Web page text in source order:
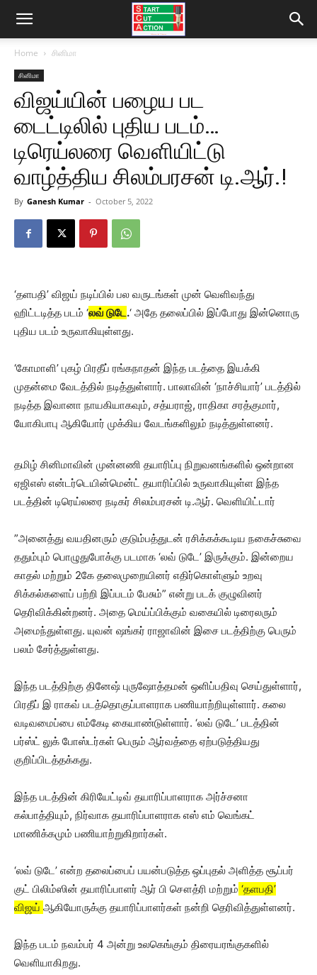
Home சினிமா
சினிமா
விஜய்யின் பழைய பட
டைட்டிலில் புதிய படம்…
டிரெய்லரை வெளியிட்டு
வாழ்த்திய சிலம்பரசன் டி.ஆர்.!
By Ganesh Kumar - October 5, 2022
‘தளபதி’ விஜய் நடிப்பில் பல வருடங்கள் முன் வெளிவந்து
ஹிட்டடித்த படம் ‘லவ் டுடே.‘ அதே தலைப்பில் இப்போது இன்னொரு
புதிய படம் உருவாகியுள்ளது.
‘கோமாளி’ புகழ் பிரதீப் ரங்கநாதன் இந்த படத்தை இயக்கி
முதன்மை வேடத்தில் நடித்துள்ளார். பாலாவின் ‘நாச்சியார்’ படத்தில்
நடித்த இவானா நாயகியாகவும், சத்யராஜ், ராதிகா சரத்குமார்,
யோகிபாபு ஆகியோர் முக்கிய வேடங்களிலும் நடித்துள்ளனர்.
தமிழ் சினிமாவின் முன்னணி தயாரிப்பு நிறுவனங்களில் ஒன்றான
ஏஜிஎஸ் என்டர்டெயின்மென்ட் தயாரிப்பில் உருவாகியுள்ள இந்த
படத்தின் டிரெய்லரை நடிகர் சிலம்பரசன் டி.ஆர். வெளியிட்டார்
”அனைத்து வயதினரும் குடும்பத்துடன் ரசிக்கக்கூடிய நகைச்சுவை
ததும்பும் பொழுதுபோக்கு படமாக ‘லவ் டுடே’ இருக்கும். இன்றைய
காதல் மற்றும் 2கே தலைமுறையினர் எதிர்கொள்ளும் உறவு
சிக்கல்களைப் பற்றி இப்படம் பேசும்” என்று படக் குழுவினர்
தெரிவிக்கின்றனர். அதை மெய்ப்பிக்கும் வகையில் டிரைலரும்
அமைந்துள்ளது. யுவன் ஷங்கர் ராஜாவின் இசை படத்திற்கு பெரும்
பலம் சேர்த்துள்ளது.
இந்த படத்திற்கு தினேஷ் புருஷோத்தமன் ஒளிப்பதிவு செய்துள்ளார்,
பிரதீப் இ ராகவ் படத்தொகுப்பாளராக பணியாற்றியுள்ளார். கலை
வடிவமைப்பை எம்கேடி கையாண்டுள்ளார். ‘லவ் டுடே’ படத்தின்
பர்ஸ்ட் லுக் போஸ்டர்கள் பெரும் ஆர்வத்தை ஏற்படுத்தியது
குறிப்பிடத்தக்கது.
இந்த படத்தின் கிரியேட்டிவ் தயாரிப்பாளராக அர்ச்சனா
கல்பாத்தியும், நிர்வாக தயாரிப்பாளராக எஸ் எம் வெங்கட்
மாணிக்கமும் பணியாற்றுகிறார்கள்.
‘லவ் டுடே’ என்ற தலைப்பைப் பயன்படுத்த ஒப்புதல் அளித்த சூப்பர்
குட் பிலிம்ஸின் தயாரிப்பாளர் ஆர் பி சௌத்ரி மற்றும் ‘தளபதி’
விஜய் ஆகியோருக்கு தயாரிப்பாளர்கள் நன்றி தெரிவித்துள்ளனர்.
இந்த படம் நவம்பர் 4 அன்று உலகெங்கும் திரையரங்குகளில்
வெளியாகிறது.